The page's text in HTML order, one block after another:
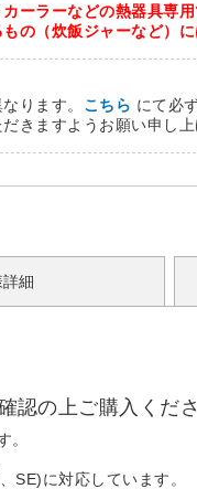
ーラーなどの熱器具専用
の（炊飯ジャーなど）に
ります。 こちら にて必
きますようお願い申し上
細
の上ご購入くださ
。
SE)に対応しています。